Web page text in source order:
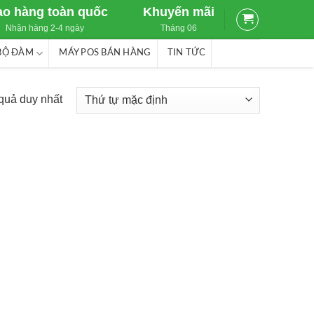
hàng toàn quốc
Nhận hàng 2-4 ngày
Khuyến mãi
Tháng 06
ĐÀM MÁY POS BÁN HÀNG TIN TỨC
duy nhất